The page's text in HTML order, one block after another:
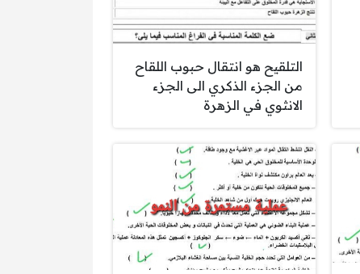
التلقيح هو انتقال حبوب اللقاح
من الجزء الذكري الى الجزء
الانثوي في الزهرة